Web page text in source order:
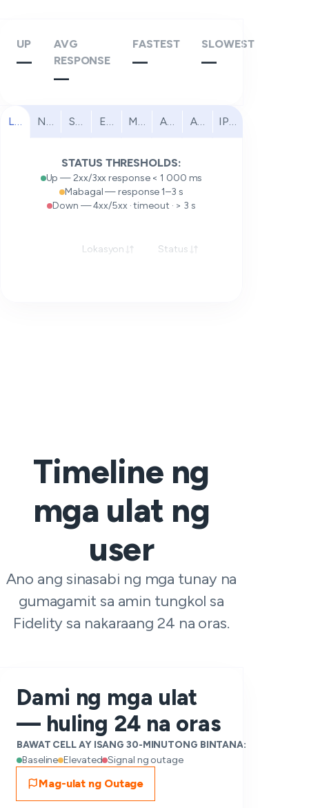
UP
—
AVG
RESPONSE
—
FASTEST
—
SLOWEST
—
Lahat North America
South America
EuropeMiddle East
Africa Asia Pacific
IPv6
STATUS THRESHOLDS:
Up — 2xx/3xx response < 1 000 ms
Mabagal — response 1–3 s
Down — 4xx/5xx · timeout · > 3 s
Lokasyon Status
Timeline ng
mga ulat ng
user
Ano ang sinasabi ng mga tunay na
gumagamit sa amin tungkol sa
Fidelity sa nakaraang 24 na oras.
Dami ng mga ulat
— huling 24 na oras
BAWAT CELL AY ISANG 30-MINUTONG BINTANA:
Baseline Elevated Signal ng outage
Mag-ulat ng Outage